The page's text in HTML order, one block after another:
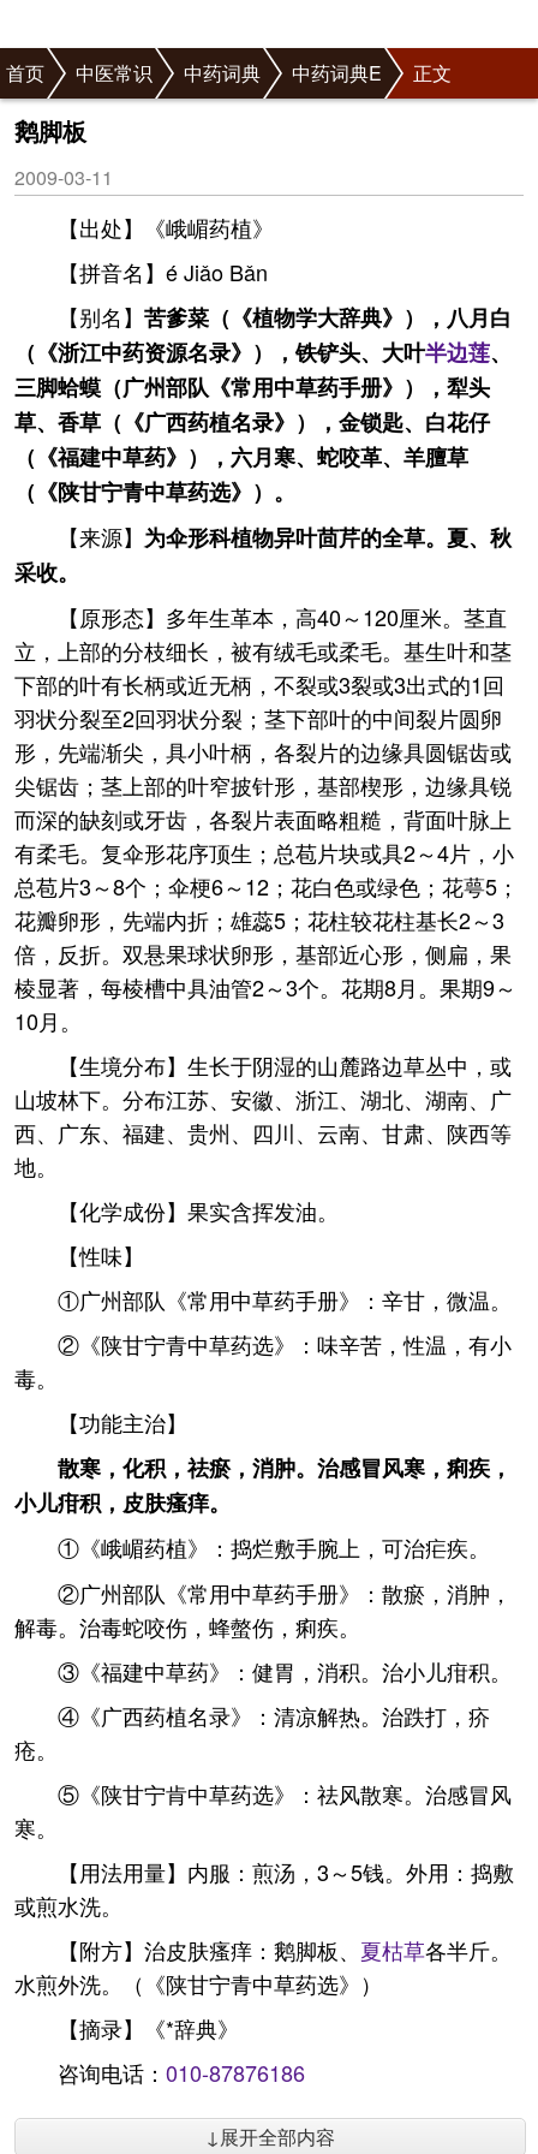
首页 中医常识 中药词典 中药词典E 正文
鹅脚板
2009-03-11
【出处】《峨嵋药植》
【拼音名】é Jiǎo Bǎn
【别名】 苦爹菜（《植物学大辞典》），八月白
（《浙江中药资源名录》），铁铲头、大叶半边莲、
三脚蛤蟆（广州部队《常用中草药手册》），犁头
草、香草（《广西药植名录》），金锁匙、白花仔
（《福建中草药》），六月寒、蛇咬革、羊膻草
（《陕甘宁青中草药选》）。
【来源】 为伞形科植物异叶茴芹的全草。夏、秋
采收。
【原形态】多年生革本，高40～120厘米。茎直
立，上部的分枝细长，被有绒毛或柔毛。基生叶和茎
下部的叶有长柄或近无柄，不裂或3裂或3出式的1回
羽状分裂至2回羽状分裂；茎下部叶的中间裂片圆卵
形，先端渐尖，具小叶柄，各裂片的边缘具圆锯齿或
尖锯齿；茎上部的叶窄披针形，基部楔形，边缘具锐
而深的缺刻或牙齿，各裂片表面略粗糙，背面叶脉上
有柔毛。复伞形花序顶生；总苞片块或具2～4片，小
总苞片3～8个；伞梗6～12；花白色或绿色；花萼5；
花瓣卵形，先端内折；雄蕊5；花柱较花柱基长2～3
倍，反折。双悬果球状卵形，基部近心形，侧扁，果
棱显著，每棱槽中具油管2～3个。花期8月。果期9～
10月。
【生境分布】生长于阴湿的山麓路边草丛中，或
山坡林下。分布江苏、安徽、浙江、湖北、湖南、广
西、广东、福建、贵州、四川、云南、甘肃、陕西等
地。
【化学成份】果实含挥发油。
【性味】
①广州部队《常用中草药手册》：辛甘，微温。
②《陕甘宁青中草药选》：味辛苦，性温，有小
毒。
【功能主治】
散寒，化积，祛瘀，消肿。治感冒风寒，痢疾，
小儿疳积，皮肤瘙痒。
①《峨嵋药植》：捣烂敷手腕上，可治疟疾。
②广州部队《常用中草药手册》：散瘀，消肿，
解毒。治毒蛇咬伤，蜂螫伤，痢疾。
③《福建中草药》：健胃，消积。治小儿疳积。
④《广西药植名录》：清凉解热。治跌打，疥
疮。
⑤《陕甘宁肯中草药选》：祛风散寒。治感冒风
寒。
【用法用量】内服：煎汤，3～5钱。外用：捣敷
或煎水洗。
【附方】治皮肤瘙痒：鹅脚板、 夏枯草各半斤。
水煎外洗。（《陕甘宁青中草药选》）
【摘录】《*辞典》
咨询电话： 010-87876186
↓展开全部内容